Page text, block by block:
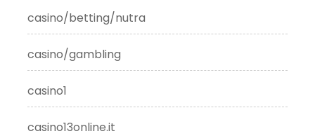
casino/betting/nutra
casino/gambling
casino1
casino13online.it